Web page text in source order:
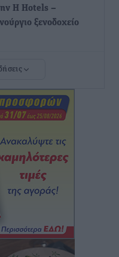
H Hotels –
ξενοδοχείο
με μητέρα και
σαν ταινία
της Χαρούλας
που οδήγησαν στο
στις 21 Αυγούστου